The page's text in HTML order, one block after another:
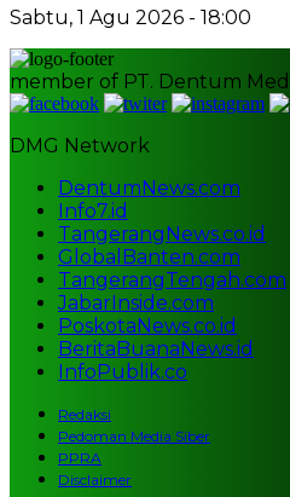
Sabtu, 1 Agu 2026 - 18:00
member of PT. Dentum
DMG Network
DentumNews.com
Info7.id
TangerangNews.co.id
GlobalBanten.com
TangerangTengah.com
JabarInside.com
PoskotaNews.co.id
BeritaBuanaNews.id
InfoPublik.co
Redaksi
Pedoman Media Siber
PPRA
Disclaimer